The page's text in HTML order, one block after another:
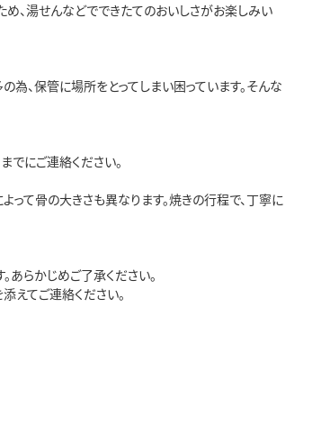
、湯せんなどでできたてのおいしさがお楽しみい
、保管に場所をとってしまい困っています。そんな
にご連絡ください。
て骨の大きさも異なります。焼きの行程で、丁寧に
らかじめご了承ください。
えてご連絡ください。